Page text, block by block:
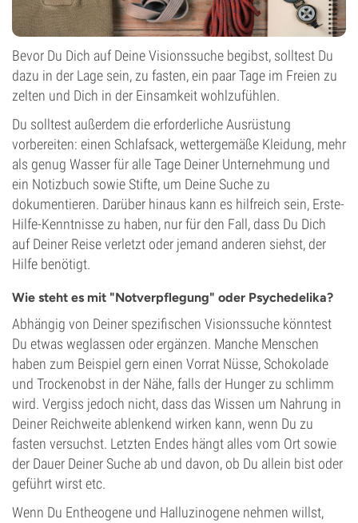
Bevor Du Dich auf Deine Visionssuche begibst, solltest Du
dazu in der Lage sein, zu fasten, ein paar Tage im Freien zu
zelten und Dich in der Einsamkeit wohlzufühlen.
Du solltest außerdem die erforderliche Ausrüstung
vorbereiten: einen Schlafsack, wettergemäße Kleidung, mehr
als genug Wasser für alle Tage Deiner Unternehmung und
ein Notizbuch sowie Stifte, um Deine Suche zu
dokumentieren. Darüber hinaus kann es hilfreich sein, Erste-
Hilfe-Kenntnisse zu haben, nur für den Fall, dass Du Dich
auf Deiner Reise verletzt oder jemand anderen siehst, der
Hilfe benötigt.
Wie steht es mit "Notverpflegung" oder Psychedelika?
Abhängig von Deiner spezifischen Visionssuche könntest
Du etwas weglassen oder ergänzen. Manche Menschen
haben zum Beispiel gern einen Vorrat Nüsse, Schokolade
und Trockenobst in der Nähe, falls der Hunger zu schlimm
wird. Vergiss jedoch nicht, dass das Wissen um Nahrung in
Deiner Reichweite ablenkend wirken kann, wenn Du zu
fasten versuchst. Letzten Endes hängt alles vom Ort sowie
der Dauer Deiner Suche ab und davon, ob Du allein bist oder
geführt wirst etc.
Wenn Du Entheogene und Halluzinogene nehmen willst,